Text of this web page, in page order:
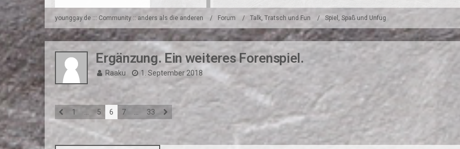
younggay.de ::: Community :: anders als die anderen Forum Talk, Tratsch und Fun Spiel, Spaß und Unfug
Ergänzung. Ein weiteres Forenspiel.
Raaku 1. September 2018
1 5 6 7 33